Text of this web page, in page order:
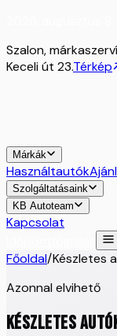
Szalon,
Keceli út 23.Térkép
Márkák
Használtautók
Szolgáltatásaink
KB Autoteam
Kapcsolat
Főoldal/Készletes
Azonnal elvihető
KÉSZLETES